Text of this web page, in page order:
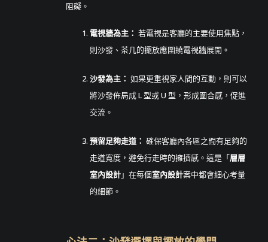
阻礙。
電視牆為主： 若電視是客廳的主要使用焦點，
則沙發、茶几的擺放應圍繞電視牆展開。
沙發為主： 如果更重視家人間的互動，則可以
將沙發佈局成 L 型或 U 型，形成圍合感，促進
交流。
預留足夠走道： 確保客廳內各區之間有足夠的
走道寬度，避免行走時的擁擠感。這是「層層
室內設計」在每個室內設計案中都會細心考量
的細節。